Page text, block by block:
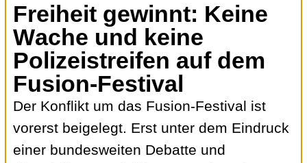
Freiheit gewinnt: Keine
Wache und keine
Polizeistreifen auf dem
Fusion-Festival
Der Konflikt um das Fusion-Festival ist
vorerst beigelegt. Erst unter dem Eindruck
einer bundesweiten Debatte und